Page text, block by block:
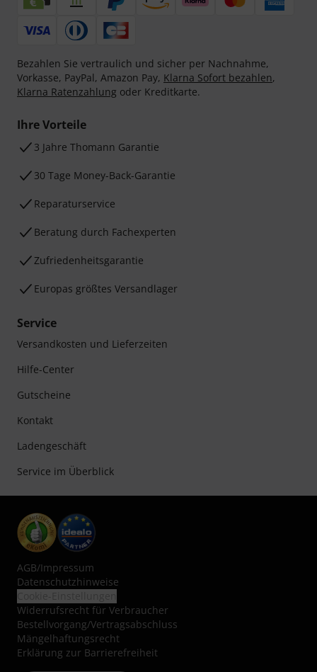
Bezahlen Sie vertraulich und sicher per Nachnahme,
Vorkasse, PayPal, Amazon Pay, Klarna Sofort bezahlen,
Klarna Ratenzahlung oder Kreditkarte.
Ihre Vorteile
3 Jahre Thomann Garantie
30 Tage Money-Back-Garantie
Reparaturservice
Beratung durch Fachexperten
Zufriedenheitsgarantie
Europas größtes Versandlager
Service
Versandkosten und Lieferzeiten
Hilfe-Center
Gutscheine
Kontakt
Ladengeschäft
Service im Überblick
AGB/Impressum
Datenschutzhinweise
Widerrufsrecht für Verbraucher
Bestellvorgang/Vertragsabschluss
Mängelhaftungsrecht
Erklärung zur Barrierefreiheit